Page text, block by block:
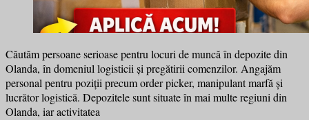
Căutăm persoane serioase pentru locuri de muncă în depozite din
Olanda, în domeniul logisticii și pregătirii comenzilor. Angajăm
personal pentru poziții precum order picker, manipulant marfă și
lucrător logistică. Depozitele sunt situate în mai multe regiuni din
Olanda, iar activitatea